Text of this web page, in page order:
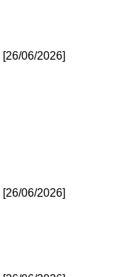
[26/06/2026]
[26/06/2026]